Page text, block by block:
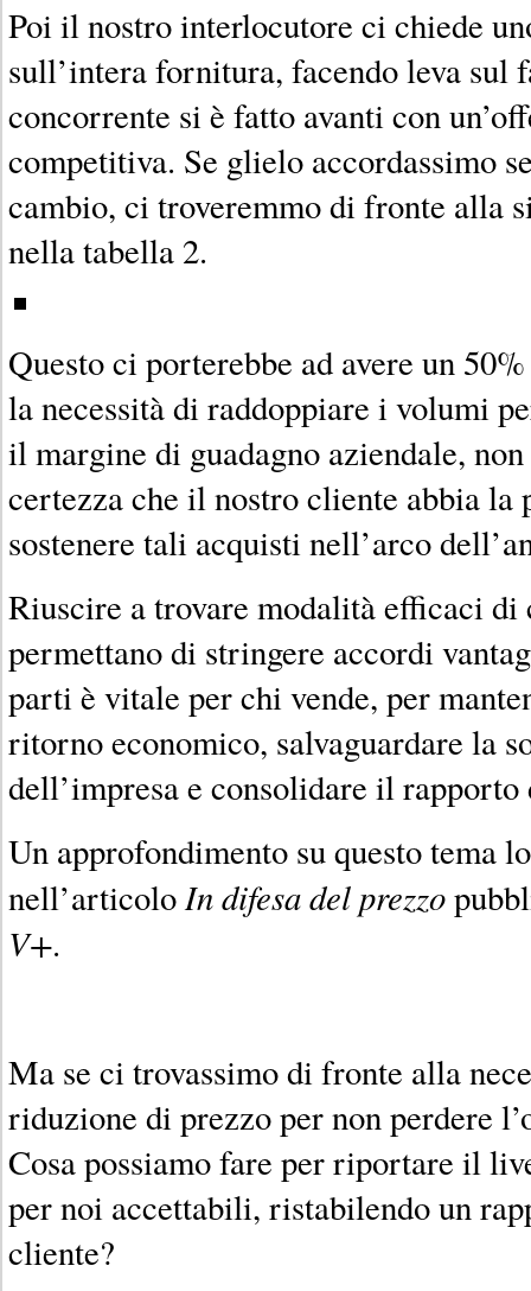
Poi il nostro interlocutore ci chiede
sull’intera fornitura, facendo leva sul
concorrente si è fatto avanti con
competitiva. Se glielo accordassimo
cambio, ci troveremmo di fronte alla
nella tabella 2.
Questo ci porterebbe ad avere un
la necessità di raddoppiare i volumi
il margine di guadagno aziendale,
certezza che il nostro cliente abbia la
sostenere tali acquisti nell’arco
Riuscire a trovare modalità efficaci di
permettano di stringere accordi
parti è vitale per chi vende, per
ritorno economico, salvaguardare la
dell’impresa e consolidare il
Un approfondimento su questo tema
nell’articoloIn difesa del prezzo
V+.
Ma se ci trovassimo di fronte alla
riduzione di prezzo per non perdere
Cosa possiamo fare per riportare il
per noi accettabili, ristabilendo un
cliente?